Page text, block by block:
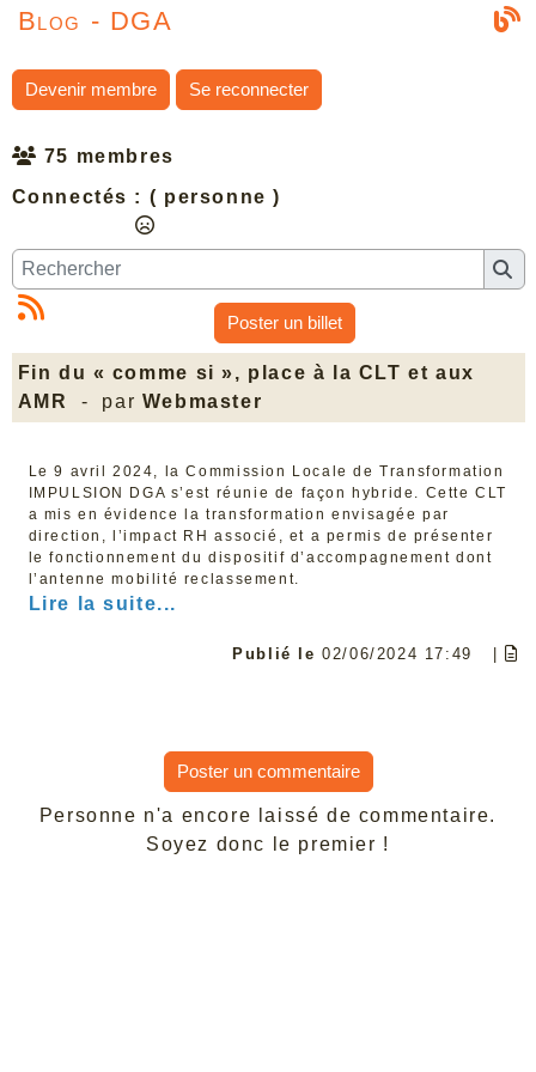
Blog - DGA
Devenir membre Se reconnecter
75 membres
Connectés : ( personne )
Poster un billet
Fin du « comme si », place à la CLT et aux
AMR
- par Webmaster
Le 9 avril 2024, la Commission Locale de Transformation
IMPULSION DGA s’est réunie de façon hybride. Cette CLT
a mis en évidence la transformation envisagée par
direction, l’impact RH associé, et a permis de présenter
le fonctionnement du dispositif d’accompagnement dont
l’antenne mobilité reclassement.
Lire la suite...
Publié le02/06/2024 17:49 |
Poster un commentaire
Personne n'a encore laissé de commentaire.
Soyez donc le premier !